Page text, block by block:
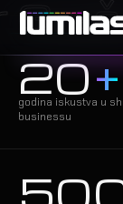
✦
20+
godina iskustva u
businessu